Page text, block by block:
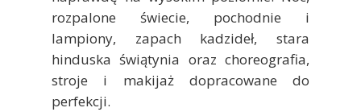
rozpalone świecie, pochodnie i
lampiony, zapach kadzideł, stara
hinduska świątynia oraz choreografia,
stroje i makijaż dopracowane do
perfekcji.